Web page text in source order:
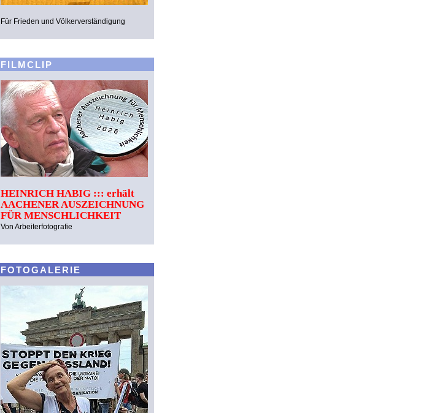
Für Frieden und Völkerverständigung
FILMCLIP
HEINRICH HABIG ::: erhält
AACHENER AUSZEICHNUNG
FÜR MENSCHLICHKEIT
Von Arbeiterfotografie
FOTOGALERIE